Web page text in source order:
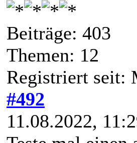
Beiträge: 403
Themen: 12
Registriert seit:
#492
11.08.2022,